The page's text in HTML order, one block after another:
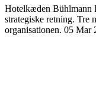
Hotelkæden Bühlmann
strategiske retning. Tre
organisationen. 05 Mar